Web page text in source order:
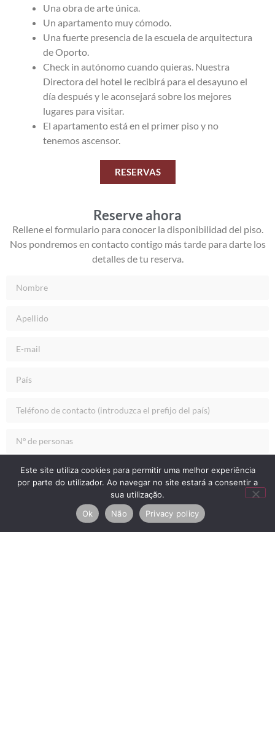
Una obra de arte única.
Un apartamento muy cómodo.
Una fuerte presencia de la escuela de arquitectura
de Oporto.
Check in autónomo cuando quieras. Nuestra
Directora del hotel le recibirá para el desayuno el
día después y le aconsejará sobre los mejores
lugares para visitar.
El apartamento está en el primer piso y no
tenemos ascensor.
RESERVAS
Reserve ahora
Rellene el formulario para conocer la disponibilidad del piso.
Nos pondremos en contacto contigo más tarde para darte los
detalles de tu reserva.
Este site utiliza cookies para permitir uma melhor experiência
por parte do utilizador. Ao navegar no site estará a consentir a
sua utilização.
Ok
Não Privacy policy